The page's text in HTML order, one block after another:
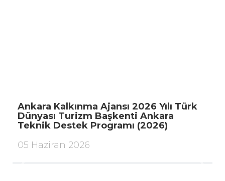
Ankara Kalkınma Ajansı 2026 Yılı Türk
Dünyası Turizm Başkenti Ankara
Teknik Destek Programı (2026)
05 Haziran 2026